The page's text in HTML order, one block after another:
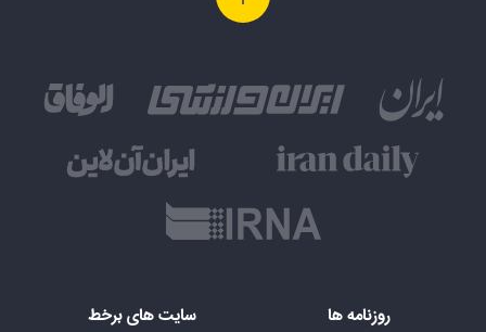
روزنامه ها سایت های برخط